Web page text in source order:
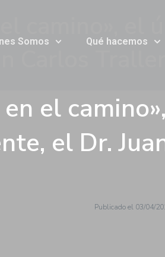
Somos Qué hacemos
camino»,
Carlos
el
el Dr.
Publicado el 03/04/